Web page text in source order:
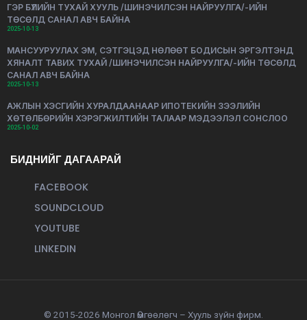
ГЭР БҮЛИЙН ТУХАЙ ХУУЛЬ /ШИНЭЧИЛСЭН НАЙРУУЛГА/-ИЙН
ТӨСӨЛД САНАЛ АВЧ БАЙНА
2025-10-13
МАНСУУРУУЛАХ ЭМ, СЭТГЭЦЭД НӨЛӨӨТ БОДИСЫН ЭРГЭЛТЭНД
ХЯНАЛТ ТАВИХ ТУХАЙ /ШИНЭЧИЛСЭН НАЙРУУЛГА/-ИЙН ТӨСӨЛД
САНАЛ АВЧ БАЙНА
2025-10-13
АЖЛЫН ХЭСГИЙН ХУРАЛДААНААР ИПОТЕКИЙН ЗЭЭЛИЙН
ХӨТӨЛБӨРИЙН ХЭРЭГЖИЛТИЙН ТАЛААР МЭДЭЭЛЭЛ СОНСЛОО
2025-10-02
БИДНИЙГ ДАГААРАЙ
FACEBOOK
SOUNDCLOUD
YOUTUBE
LINKEDIN
© 2015-2026 Монгол Өмгөөлөгч – Хууль зүйн фирм.